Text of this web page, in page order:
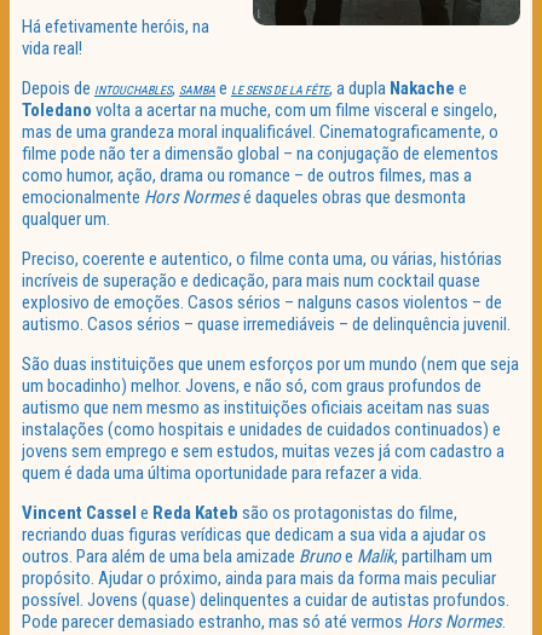
Há efetivamente heróis, na
vida real!
Depois de INTOUCHABLES, SAMBA e LE SENS DE LA FÊTE, a dupla Nakache e
Toledano volta a acertar na muche, com um filme visceral e singelo,
mas de uma grandeza moral inqualificável. Cinematograficamente, o
filme pode não ter a dimensão global – na conjugação de elementos
como humor, ação, drama ou romance – de outros filmes, mas a
emocionalmente Hors Normesé daqueles obras que desmonta
qualquer um.
Preciso, coerente e autentico, o filme conta uma, ou várias, histórias
incríveis de superação e dedicação, para mais num cocktail quase
explosivo de emoções. Casos sérios – nalguns casos violentos – de
autismo. Casos sérios – quase irremediáveis – de delinquência juvenil.
São duas instituições que unem esforços por um mundo (nem que seja
um bocadinho) melhor. Jovens, e não só, com graus profundos de
autismo que nem mesmo as instituições oficiais aceitam nas suas
instalações (como hospitais e unidades de cuidados continuados) e
jovens sem emprego e sem estudos, muitas vezes já com cadastro a
quem é dada uma última oportunidade para refazer a vida.
Vincent Cassel e Reda Kateb são os protagonistas do filme,
recriando duas figuras verídicas que dedicam a sua vida a ajudar os
outros. Para além de uma bela amizade Brunoe Malik, partilham um
propósito. Ajudar o próximo, ainda para mais da forma mais peculiar
possível. Jovens (quase) delinquentes a cuidar de autistas profundos.
Pode parecer demasiado estranho, mas só até vermos Hors Normes.